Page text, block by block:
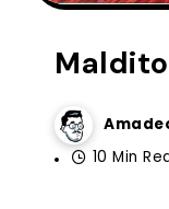
10 Min